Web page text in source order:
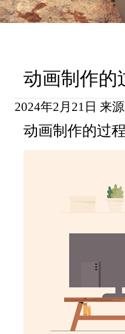
动画制作的
2024年2月21日 来
动画制作的过